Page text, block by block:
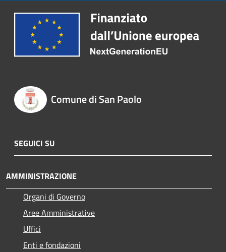
Comune di San Paolo
SEGUICI SU
AMMINISTRAZIONE
Organi di Governo
Aree Amministrative
Uffici
Enti e fondazioni